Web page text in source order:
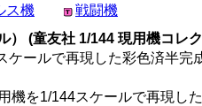
ス機
戦闘機
） (童友社 1/144 現用機コレ
ケールで再現した彩色済半完
機を1/144スケールで再現し